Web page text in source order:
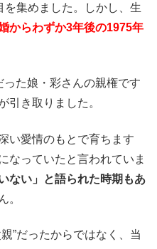
を集めました。しかし、生
からわずか3年後の1975年
た娘・彩さんの親権です
引き取りました。
い愛情のもとで育ちます
なっていたと言われていま
ない」と語られた時期もあ
。
”だったからではなく、当